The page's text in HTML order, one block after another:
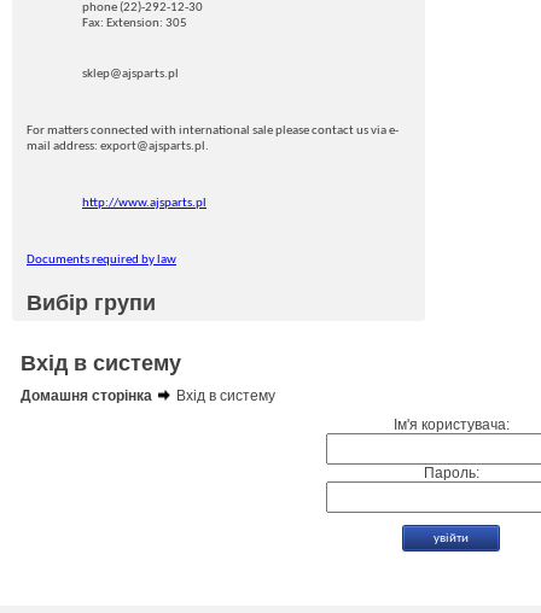
phone (22)-292-12-30
Fax: Extension: 305
sklep@ajsparts.pl
For matters connected with international sale please contact us via e-
mail address: export@ajsparts.pl.
http://www.ajsparts.pl
Documents required by law
Вибір групи
Вхід в систему
Домашня сторінка
Вхід в систему
Ім'я користувача:
Пароль: